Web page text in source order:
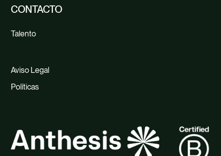
CONTACTO
Talento
Aviso Legal
Políticas